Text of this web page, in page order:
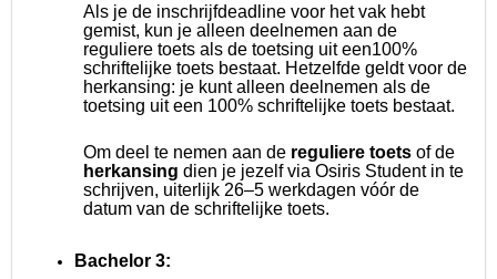
Als je de inschrijfdeadline voor het vak hebt
gemist, kun je alleen deelnemen aan de
reguliere toets als de toetsing uit een100%
schriftelijke toets bestaat. Hetzelfde geldt voor de
herkansing: je kunt alleen deelnemen als de
toetsing uit een 100% schriftelijke toets bestaat.
Om deel te nemen aan de reguliere toets of de
herkansing dien je jezelf via Osiris Student in te
schrijven, uiterlijk 26–5 werkdagen vóór de
datum van de schriftelijke toets.
Bachelor 3: